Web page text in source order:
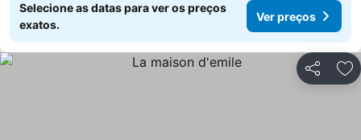
Selecione as datas para ver os preços
exatos.
Ver preços
Partilhar